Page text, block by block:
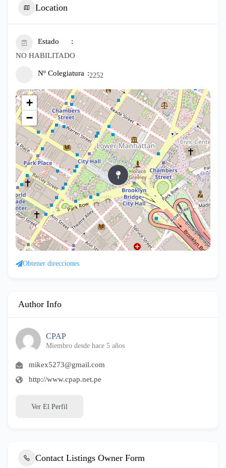
Location
Estado
NO HABILITADO
Nº Colegiatura 2252
+
−
Obtener direcciones
Author Info
CPAP
Miembro desde hace 5 años
mikex5273@gmail.com
http://www.cpap.net.pe
Ver El Perfil
Contact Listings Owner Form